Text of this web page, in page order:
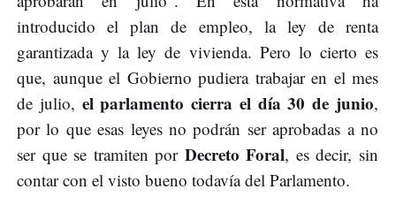
introducido el plan de empleo, la ley de renta
garantizada y la ley de vivienda. Pero lo cierto es
que, aunque el Gobierno pudiera trabajar en el mes
de julio, el parlamento cierra el día 30 de junio,
por lo que esas leyes no podrán ser aprobadas a no
ser que se tramiten por Decreto Foral, es decir, sin
contar con el visto bueno todavía del Parlamento.